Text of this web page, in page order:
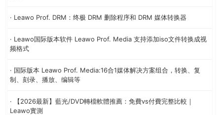
· Leawo Prof. DRM：终极 DRM 删除程序和 DRM 媒体转换器
· Leawo国际版本软件 Leawo Prof. Media 支持添加iso文件转换成视
频格式
· 国际版本 Leawo Prof. Media:16合1媒体解决方案组合，转换、复
制、刻录、播放、编辑等
· 【2026最新】藍光/DVD轉檔軟體推薦：免費vs付費完整比較｜
Leawo實測